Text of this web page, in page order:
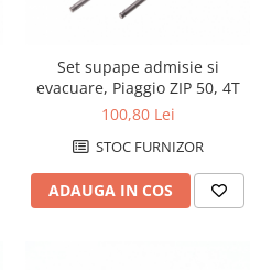
Set supape admisie si
evacuare, Piaggio ZIP 50, 4T
100,80 Lei
STOC FURNIZOR
ADAUGA IN COS